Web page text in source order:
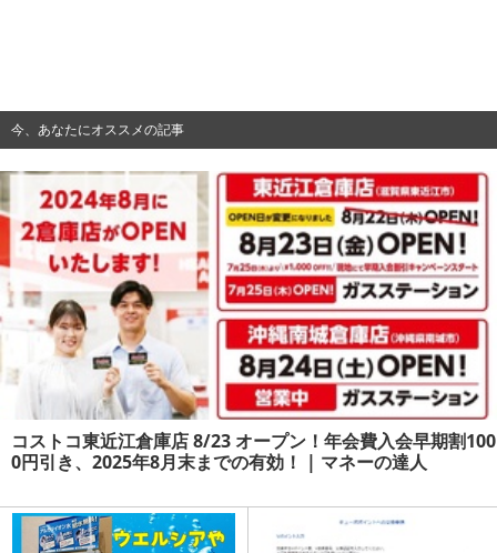
今、あなたにオススメの記事
コストコ東近江倉庫店 8/23 オープン！年会費入会早期割100
0円引き、2025年8月末までの有効！ | マネーの達人